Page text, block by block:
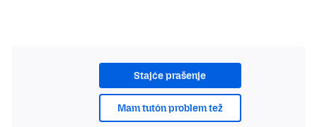
Stajće prašenje
Mam tutón problem tež